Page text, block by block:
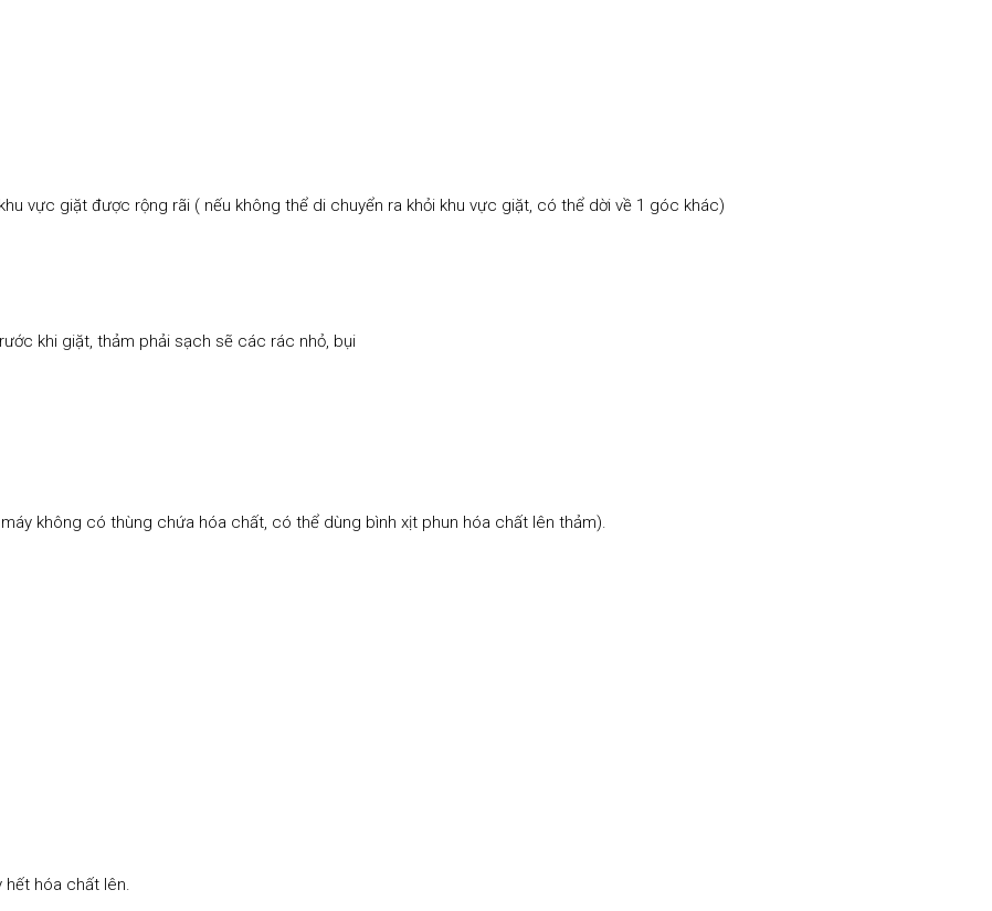
vực giặt được rộng rãi ( nếu không thể di chuyển ra khỏi khu vực giặt, có thể dời về 1 góc khác)
khi giặt, thảm phải sạch sẽ các rác nhỏ, bụi
không có thùng chứa hóa chất, có thể dùng bình xịt phun hóa chất lên thảm).
hết hóa chất lên.